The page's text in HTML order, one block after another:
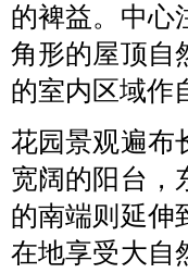
的裨益。中心
角形的屋顶自
的室内区域作
花园景观遍布
宽阔的阳台，
的南端则延伸
在地享受大自